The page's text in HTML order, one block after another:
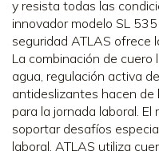
y resista todas las
innovador modelo SL
seguridad ATLAS ofrece
La combinación de
agua, regulación activa
antideslizantes hacen
para la jornada laboral.
soportar desafíos
laboral. ATLAS utiliza